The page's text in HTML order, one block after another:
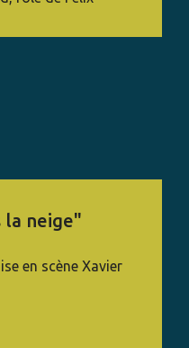
la neige"
en scène Xavier